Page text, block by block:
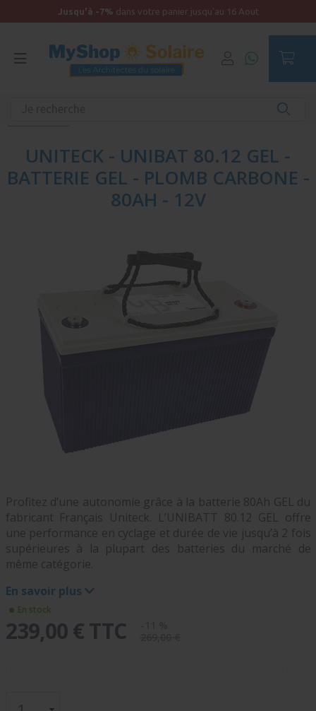
Jusqu'à -7% dans votre panier jusqu'au 16 Aout
UNITECK - UNIBAT 80.12 GEL -
BATTERIE GEL - PLOMB CARBONE -
80AH - 12V
Profitez d’une autonomie grâce à la batterie 80Ah GEL du
fabricant Français Uniteck. L’UNIBATT 80.12 GEL offre
une performance en cyclage et durée de vie jusqu’à 2 fois
supérieures à la plupart des batteries du marché de
même catégorie.
En savoir plus
En stock
239,00 € TTC